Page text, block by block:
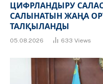
ЦИФРЛАНДЫРУ
САЛЫНАТЫН ЖАҢА
ТАЛҚЫЛАНДЫ
05.08.2026 633 Views